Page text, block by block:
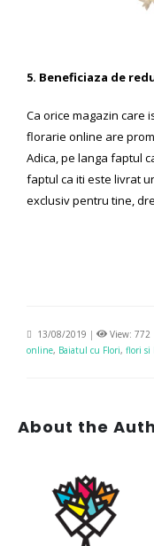
5. Beneficiaza de
Ca orice magazin care
florarie online are
Adica, pe langa faptul
faptul ca iti este livrat
exclusiv pentru tine,
13/08/2019 | View: 772
online, Baiatul cu Flori, flori si
About the